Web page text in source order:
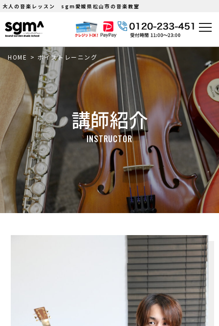
大人の音楽レッスン sgm愛媛県松山市の音楽教室
講師紹介
INSTRUCTOR
HOME > ボイストレーニング